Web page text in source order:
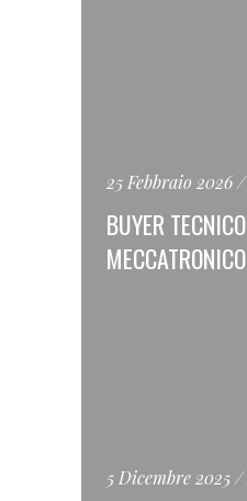
25 Febbraio 2026
BUYER TECNICO
MECCATRONICO
5 Dicembre 2025